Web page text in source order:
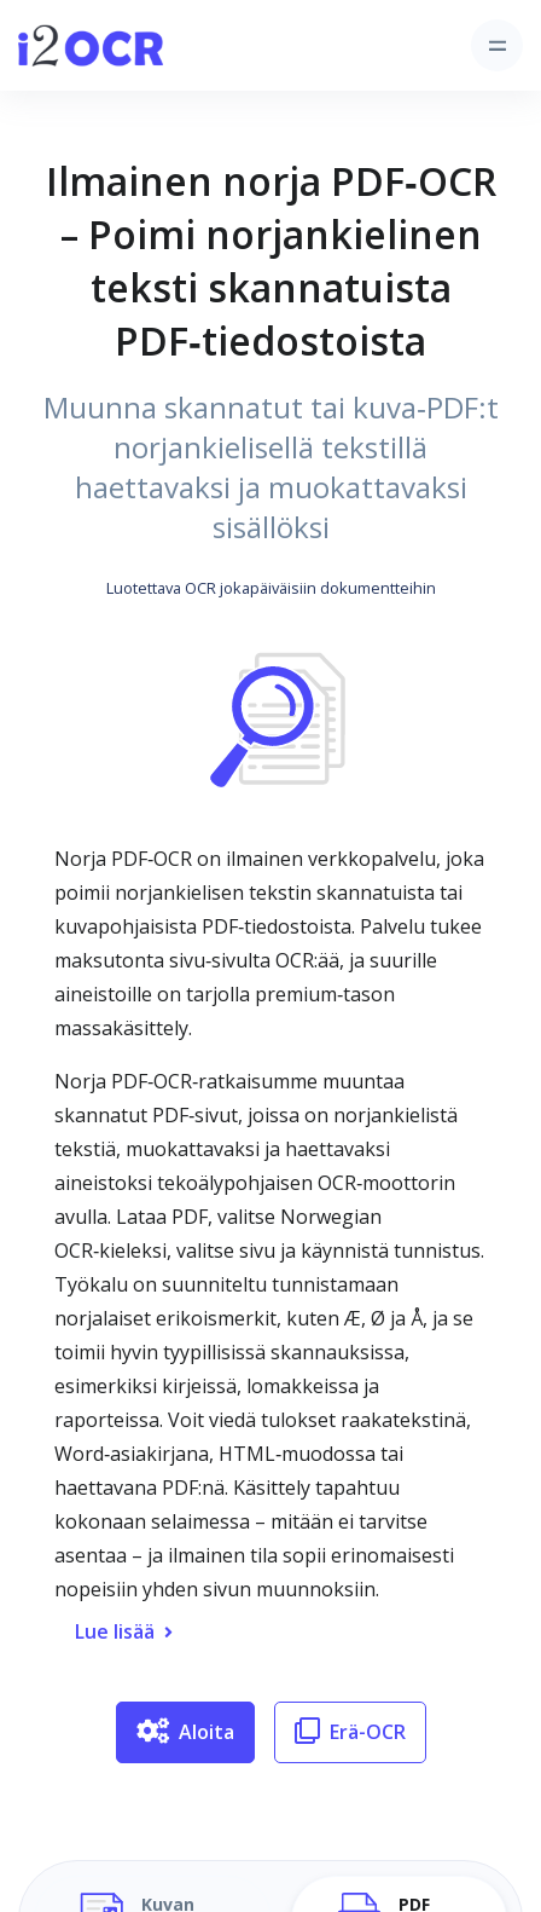
Ilmainen norja PDF‑OCR
– Poimi norjankielinen
teksti skannatuista
PDF‑tiedostoista
Muunna skannatut tai kuva‑PDF:t
norjankielisellä tekstillä
haettavaksi ja muokattavaksi
sisällöksi
Luotettava OCR jokapäiväisiin dokumentteihin
Norja PDF‑OCR on ilmainen verkkopalvelu, joka
poimii norjankielisen tekstin skannatuista tai
kuvapohjaisista PDF‑tiedostoista. Palvelu tukee
maksutonta sivu‑sivulta OCR:ää, ja suurille
aineistoille on tarjolla premium‑tason
massakäsittely.
Norja PDF‑OCR‑ratkaisumme muuntaa
skannatut PDF‑sivut, joissa on norjankielistä
tekstiä, muokattavaksi ja haettavaksi
aineistoksi tekoälypohjaisen OCR‑moottorin
avulla. Lataa PDF, valitse Norwegian
OCR‑kieleksi, valitse sivu ja käynnistä tunnistus.
Työkalu on suunniteltu tunnistamaan
norjalaiset erikoismerkit, kuten Æ, Ø ja Å, ja se
toimii hyvin tyypillisissä skannauksissa,
esimerkiksi kirjeissä, lomakkeissa ja
raporteissa. Voit viedä tulokset raakatekstinä,
Word‑asiakirjana, HTML‑muodossa tai
haettavana PDF:nä. Käsittely tapahtuu
kokonaan selaimessa – mitään ei tarvitse
asentaa – ja ilmainen tila sopii erinomaisesti
nopeisiin yhden sivun muunnoksiin.
Lue lisää
Aloita Erä-OCR
Kuvan
PDF